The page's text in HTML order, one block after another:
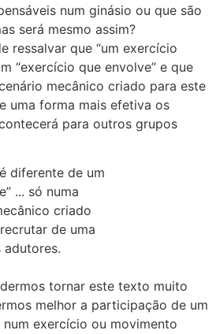
num ginásio ou que são
será mesmo assim?
ressalvar que “um exercício
“exercício que envolve” e que
mecânico criado para este
uma forma mais efetiva os
para outros grupos
tornar este texto muito
melhor a participação de um
exercício ou movimento